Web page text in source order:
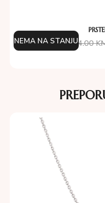
134.00
NEMA NA STANJU